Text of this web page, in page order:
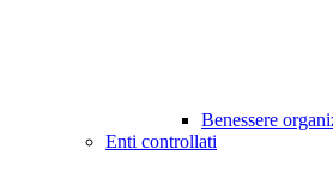
Benessere
Enti controllati